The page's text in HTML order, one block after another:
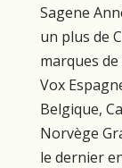
Sagene
un plus de
marques de
Vox
Belgique,
Norvège
le dernier